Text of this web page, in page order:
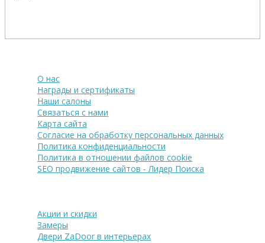
О нас
Награды и сертификаты
Наши салоны
Связаться с нами
Карта сайта
Согласие на обработку персональных данных
Политика конфиденциальности
Политика в отношении файлов cookie
SEO продвижение сайтов - Лидер Поиска
Акции и скидки
Замеры
Двери ZaDoor в интерьерах